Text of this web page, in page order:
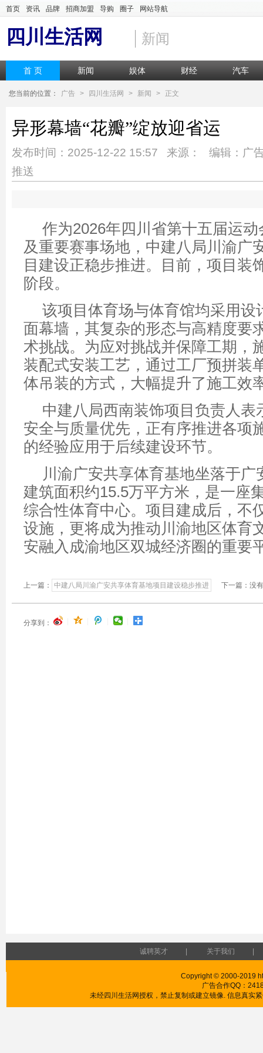
首页 资讯 品牌 招商加盟 导购 圈子 网站导航
四川生活网 新闻
首 页 新闻 娱体 财经 汽车
您当前的位置： 广告 > 四川生活网 > 新闻 > 正文
异形幕墙“花瓣”绽放迎省运
发布时间：2025-12-22 15:57 来源： 编辑：广
推送
作为2026年四川省第十五届运
及重要赛事场地，中建八局川渝广
目建设正稳步推进。目前，项目装
阶段。
该项目体育场与体育馆均采用设
面幕墙，其复杂的形态与高精度要
术挑战。为应对挑战并保障工期，
装配式安装工艺，通过工厂预拼装
体吊装的方式，大幅提升了施工效
中建八局西南装饰项目负责人表
安全与质量优先，正有序推进各项
的经验应用于后续建设环节。
川渝广安共享体育基地坐落于广
建筑面积约15.5万平方米，是一座
综合性体育中心。项目建成后，不
设施，更将成为推动川渝地区体育
安融入成渝地区双城经济圈的重要
上一篇： 中建八局川渝广安共享体育基地项目建设稳步推进 下一篇：没
分享到：
诚聘英才 关于我们
Copyright © 2000-2019
广告合作QQ：
未经四川生活网授权，禁止复制或建立镜像. 信息真实